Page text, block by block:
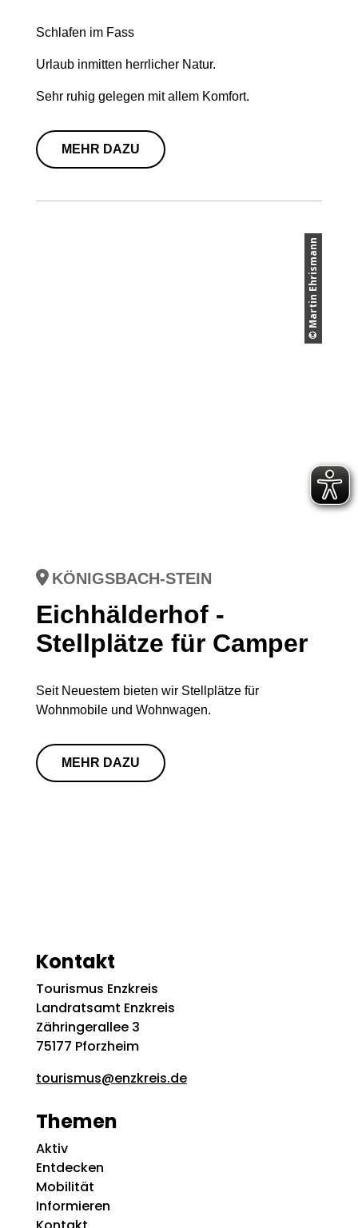
Schlafen im Fass
Urlaub inmitten herrlicher Natur.
Sehr ruhig gelegen mit allem Komfort.
MEHR DAZU
© Martin Ehrismann
KÖNIGSBACH-STEIN
Eichhälderhof -
Stellplätze für Camper
Seit Neuestem bieten wir Stellplätze für
Wohnmobile und Wohnwagen.
MEHR DAZU
Kontakt
Tourismus Enzkreis
Landratsamt Enzkreis
Zähringerallee 3
75177 Pforzheim
tourismus@enzkreis.de
Themen
Aktiv
Entdecken
Mobilität
Informieren